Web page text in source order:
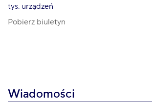
tys. urządzeń
Pobierz biuletyn
Wiadomości